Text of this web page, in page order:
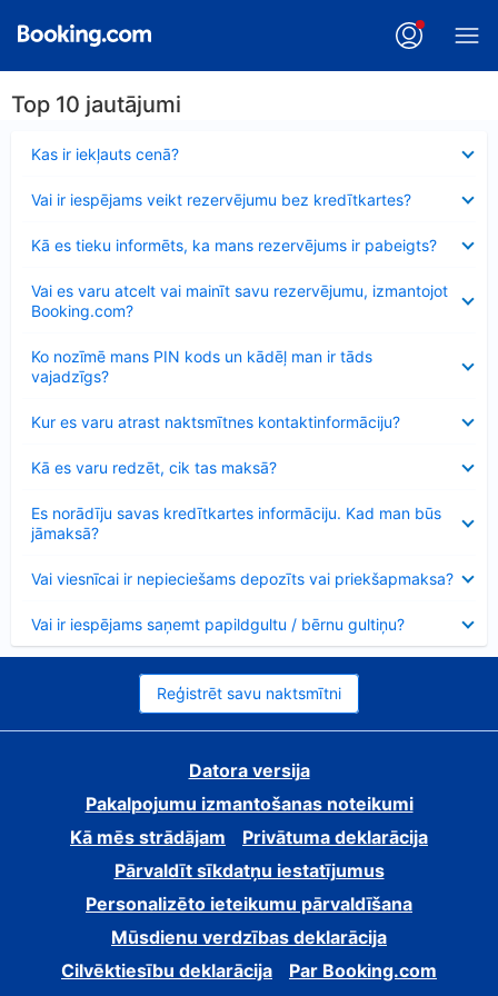
Top 10 jautājumi
Kas ir iekļauts cenā?
Vai ir iespējams veikt rezervējumu bez kredītkartes?
Kā es tieku informēts, ka mans rezervējums ir pabeigts?
Vai es varu atcelt vai mainīt savu rezervējumu, izmantojot
Booking.com?
Ko nozīmē mans PIN kods un kādēļ man ir tāds
vajadzīgs?
Kur es varu atrast naktsmītnes kontaktinformāciju?
Kā es varu redzēt, cik tas maksā?
Es norādīju savas kredītkartes informāciju. Kad man būs
jāmaksā?
Vai viesnīcai ir nepieciešams depozīts vai priekšapmaksa?
Vai ir iespējams saņemt papildgultu / bērnu gultiņu?
Reģistrēt savu naktsmītni
Datora versija
Pakalpojumu izmantošanas noteikumi
Kā mēs strādājam
Privātuma deklarācija
Pārvaldīt sīkdatņu iestatījumus
Personalizēto ieteikumu pārvaldīšana
Mūsdienu verdzības deklarācija
Cilvēktiesību deklarācija
Par Booking.com